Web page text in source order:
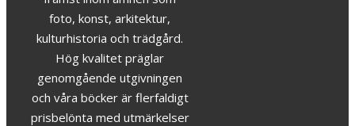
foto, konst, arkitektur,
kulturhistoria och trädgård.
Hög kvalitet präglar
genomgående utgivningen
och våra böcker är flerfaldigt
prisbelönta med utmärkelser